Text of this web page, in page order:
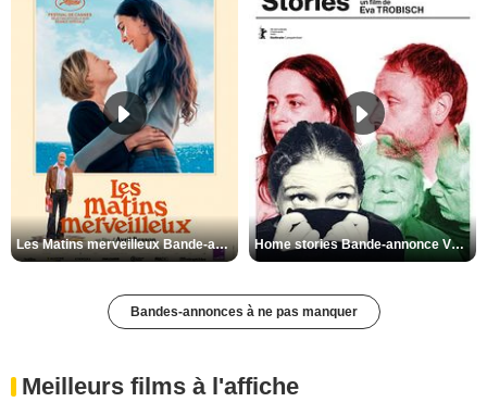
Les Matins merveilleux Bande-annonce VF Home stories Bande-annonce VO STFR
Bandes-annonces à ne pas manquer
Meilleurs films à l'affiche